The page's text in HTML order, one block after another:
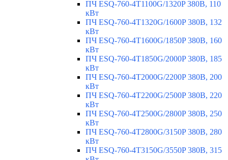
ПЧ ESQ-760-4T1100G/1320P 380В, 110
кВт
ПЧ ESQ-760-4T1320G/1600P 380В, 132
кВт
ПЧ ESQ-760-4T1600G/1850P 380В, 160
кВт
ПЧ ESQ-760-4T1850G/2000P 380В, 185
кВт
ПЧ ESQ-760-4T2000G/2200P 380В, 200
кВт
ПЧ ESQ-760-4T2200G/2500P 380В, 220
кВт
ПЧ ESQ-760-4T2500G/2800P 380В, 250
кВт
ПЧ ESQ-760-4T2800G/3150P 380В, 280
кВт
ПЧ ESQ-760-4T3150G/3550P 380В, 315